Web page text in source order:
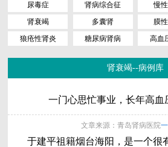
尿毒症 肾病综合征 慢
肾衰竭
多囊肾 膜
狼疮性肾炎
糖尿病肾病 高血
肾衰竭--病例库
一门心思忙事业，长年高血
文章来源：青岛肾病医院
于建平祖籍烟台海阳，是一个很